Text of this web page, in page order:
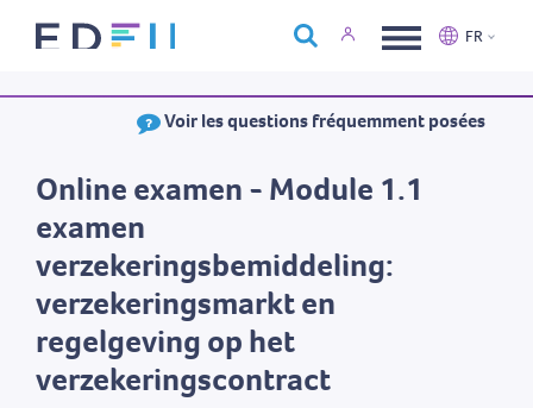
À propos d'Edfin
Calendrier
FR
Français
Voir les questions fréquemment posées
Online examen - Module 1.1
examen
verzekeringsbemiddeling:
verzekeringsmarkt en
regelgeving op het
verzekeringscontract